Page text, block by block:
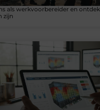
als werkvoorbereider en
zijn